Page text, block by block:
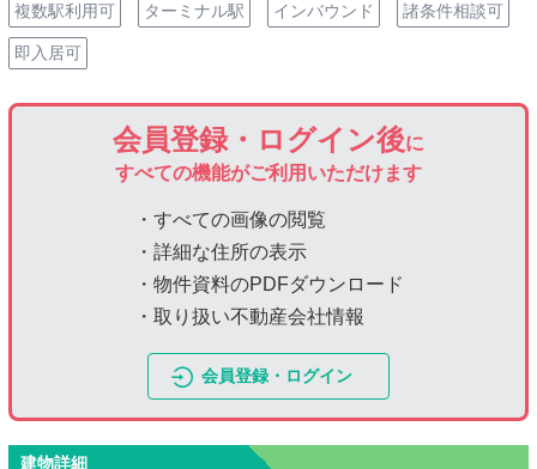
複数駅利用可 ターミナル駅 インバウンド 諸条件相談可
即入居可
会員登録・ログイン後に
すべての機能がご利用いただけます
・すべての画像の閲覧
・詳細な住所の表示
・物件資料のPDFダウンロード
・取り扱い不動産会社情報
会員登録・ログイン
建物詳細